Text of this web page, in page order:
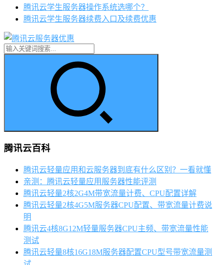
腾讯云学生服务器操作系统选哪个？
腾讯云学生服务器续费入口及续费优惠
腾讯云百科
腾讯云轻量应用和云服务器到底有什么区别？一看就懂
亲测：腾讯云轻量应用服务器性能评测
腾讯云轻量2核2G4M带宽流量计费、CPU配置详解
腾讯云轻量2核4G5M服务器CPU配置、带宽流量计费说
明
腾讯云4核8G12M轻量服务器CPU主频、带宽流量性能
测试
腾讯云轻量8核16G18M服务器配置CPU型号带宽流量测